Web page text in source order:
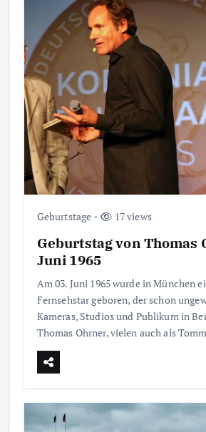
Geburtstage 17 views
Geburtstag von Thomas
Juni 1965
Am 03. Juni 1965 wurde in München
Fernsehstar geboren, der schon
Kameras, Studios und Publikum in
Thomas Ohrner, vielen auch als